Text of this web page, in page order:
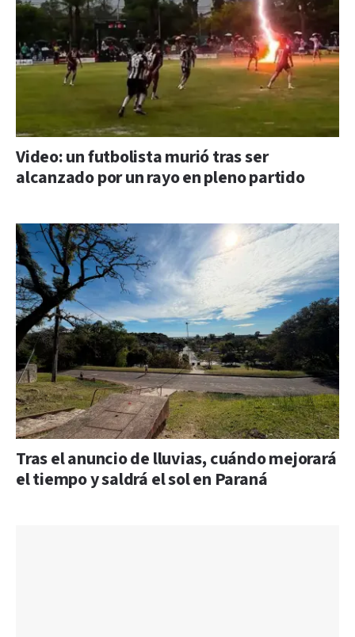
Video: un futbolista murió tras ser
alcanzado por un rayo en pleno partido
Tras el anuncio de lluvias, cuándo mejorará
el tiempo y saldrá el sol en Paraná